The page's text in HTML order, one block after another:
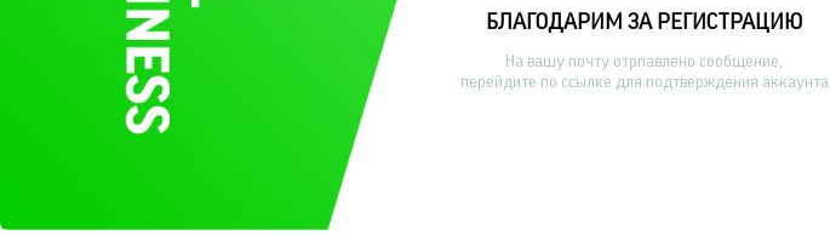
БЛАГОДАРИМ ЗА РЕГИСТРАЦИЮ
На вашу почту отрпавлено сообщение,
перейдите по ссылке для подтверждения аккаунта